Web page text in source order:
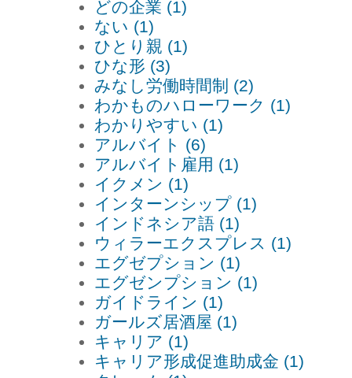
どの企業 (1)
ない (1)
ひとり親 (1)
ひな形 (3)
みなし労働時間制 (2)
わかものハローワーク (1)
わかりやすい (1)
アルバイト (6)
アルバイト雇用 (1)
イクメン (1)
インターンシップ (1)
インドネシア語 (1)
ウィラーエクスプレス (1)
エグゼプション (1)
エグゼンプション (1)
ガイドライン (1)
ガールズ居酒屋 (1)
キャリア (1)
キャリア形成促進助成金 (1)